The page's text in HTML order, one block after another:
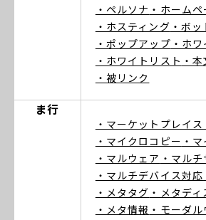
・ペルソナ ・ホームペ
・ホスティング ・ボ
・ポップアップ ・ホ
・ホワイトリスト ・本
・被リンク
ま行
・マーケットプレイス
・マイクロコピー ・
・マルウェア ・マル
・マルチデバイス対応
・メタタグ ・メタデ
・メタ情報 ・モーダ